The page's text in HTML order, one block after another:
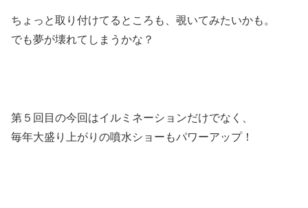
ちょっと取り付けてるところも、覗いてみたいかも。
でも夢が壊れてしまうかな？
第５回目の今回はイルミネーションだけでなく、
毎年大盛り上がりの噴水ショーもパワーアップ！